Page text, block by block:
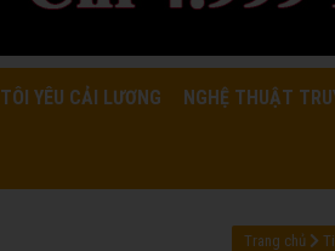
TÔI YÊU CẢI LƯƠNG NGHỆ THUẬT
Trang chủ